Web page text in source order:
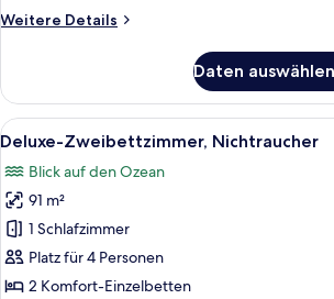
Weitere Details
Weitere
Zweibettzimmer,
Nichtraucher
Daten
Alle
Fotos
für
Deluxe-
Zweibettzimmer,
Nichtraucher
anzeigen
Ein
3
Deluxe-Zweibettzimmer, Nichtraucher
Blick auf den Ozean
91 m²
1 Schlafzimmer
Platz für 4 Personen
2 Komfort-Einzelbetten